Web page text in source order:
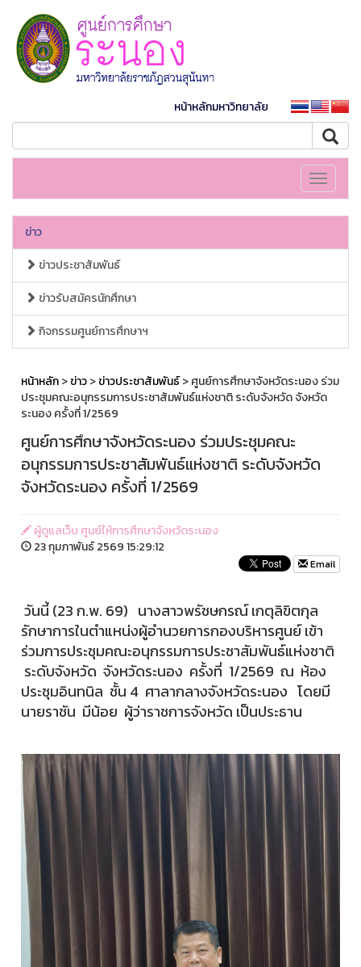
หน้าหลักมหาวิทยาลัย
Toggle
ข่าว
ข่าวประชาสัมพันธ์
ข่าวรับสมัครนักศึกษา
กิจกรรมศูนย์การศึกษาฯ
หน้าหลัก>ข่าว>ข่าวประชาสัมพันธ์> ศูนย์การศึกษาจังหวัดระนอง ร่วม
ประชุมคณะอนุกรรมการประชาสัมพันธ์แห่งชาติ ระดับจังหวัด จังหวัด
ระนอง ครั้งที่ 1/2569
ศูนย์การศึกษาจังหวัดระนอง ร่วมประชุมคณะ
อนุกรรมการประชาสัมพันธ์แห่งชาติ ระดับจังหวัด
จังหวัดระนอง ครั้งที่ 1/2569
ผู้ดูแลเว็บ ศูนย์ให้การศึกษาจังหวัดระนอง
23 กุมภาพันธ์ 2569 15:29:12
Email
วันนี้ (23 ก.พ. 69) นางสาวพรัชษกรณ์ เกตุลิขิตกุล
รักษาการในตำแหน่งผู้อำนวยการกองบริหารศูนย์ เข้า
ร่วมการประชุมคณะอนุกรรมการประชาสัมพันธ์แห่งชาติ
ระดับจังหวัด จังหวัดระนอง ครั้งที่ 1/2569 ณ ห้อง
ประชุมอินทนิล ชั้น 4 ศาลากลางจังหวัดระนอง โดยมี
นายราชัน มีน้อย ผู้ว่าราชการจังหวัด เป็นประธาน